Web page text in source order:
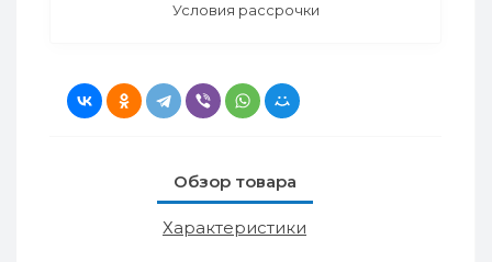
Условия рассрочки
Обзор товара
Характеристики